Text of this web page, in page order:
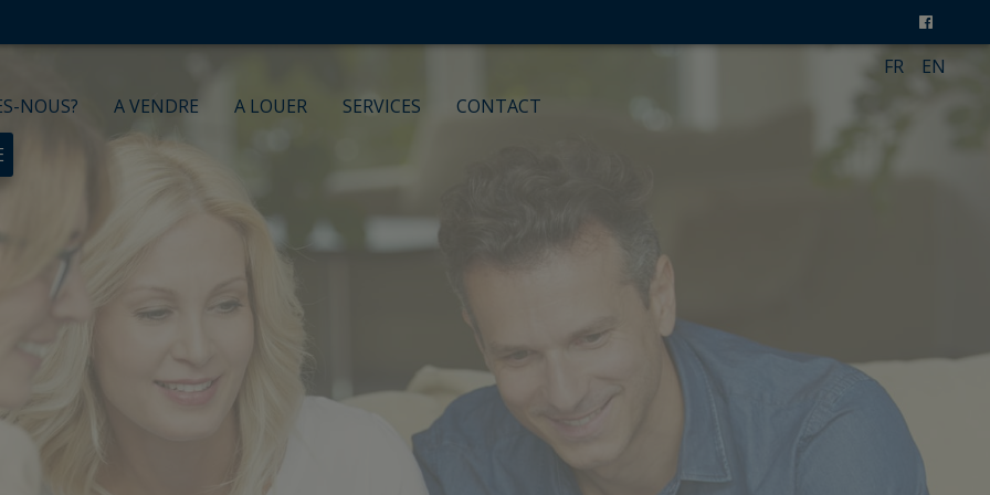
NOUS? A VENDRE A LOUER SERVICES
CONTACT
FR EN